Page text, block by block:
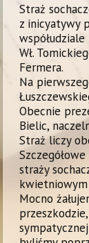
Straż
z inicyatywy
Wł.
Fermera.
Na
Obecnie
Bielic,
Straż liczy
straży
kwietniowym
Mocno